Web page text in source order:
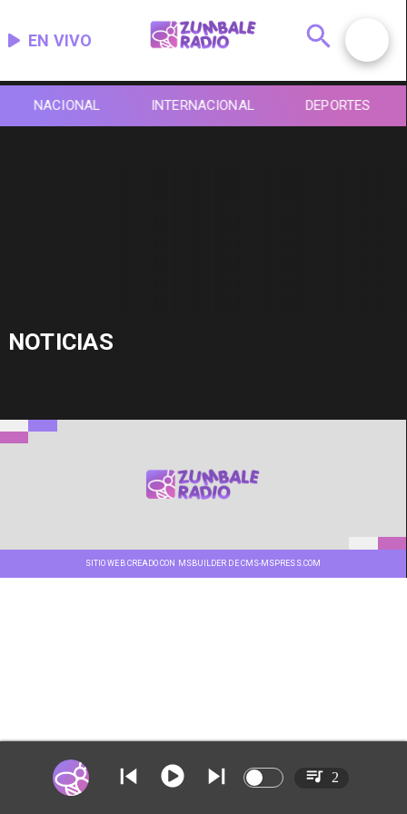
EN VIVO
NACIONAL INTERNACIONAL DEPORTES
NOTICIAS
SITIO WEB CREADO CON MSBUILDER DE CMS-MSPRESS.COM
2